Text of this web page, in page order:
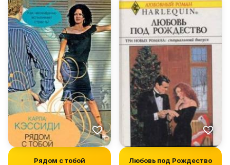
Рядом с тобой Любовь под Рождество